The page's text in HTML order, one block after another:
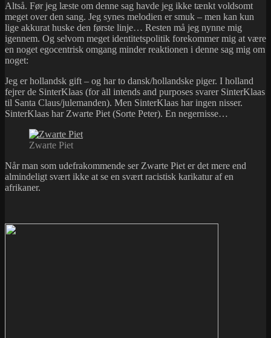
Altså. Før jeg læste om denne sag havde jeg ikke tænkt voldsomt
meget over den sang. Jeg synes melodien er smuk – men kan kun
lige akkurat huske den første linje… Resten må jeg nynne mig
igennem. Og selvom meget identitetspolitik forekommer mig at være
en noget egocentrisk omgang minder reaktionen i denne sag mig om
noget:
Jeg er hollandsk gift – og har to dansk/hollandske piger. I holland
fejrer de SinterKlaas (for all intends and purposes svarer SinterKlaas
til Santa Claus/julemanden). Men SinterKlaas har ingen nisser.
SinterKlaas har Zwarte Piet (Sorte Peter). En negernisse…
Zwarte Piet
Når man som udefrakommende ser Zwarte Piet er det mere end
almindeligt svært ikke at se en svært racistisk karikatur af en
afrikaner.